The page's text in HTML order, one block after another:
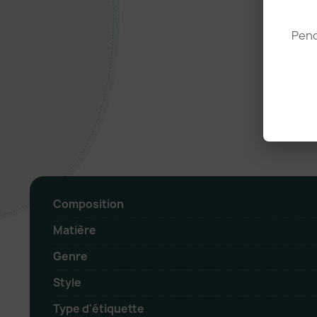
Composition
Matière
Genre
Style
Type d'étiquette